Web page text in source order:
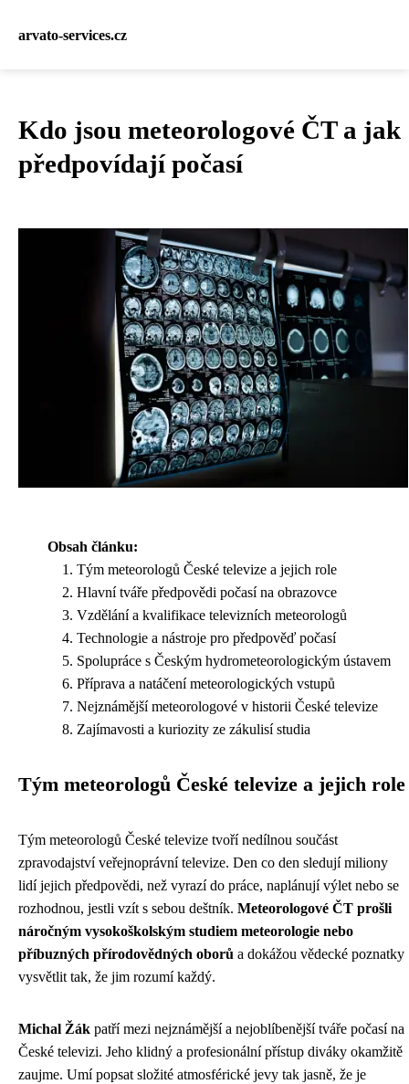
arvato-services.cz
Kdo jsou meteorologové ČT a jak
předpovídají počasí
Obsah článku:
Tým meteorologů České televize a jejich role
Hlavní tváře předpovědi počasí na obrazovce
Vzdělání a kvalifikace televizních meteorologů
Technologie a nástroje pro předpověď počasí
Spolupráce s Českým hydrometeorologickým ústavem
Příprava a natáčení meteorologických vstupů
Nejznámější meteorologové v historii České televize
Zajímavosti a kuriozity ze zákulisí studia
Tým meteorologů České televize a jejich role
Tým meteorologů České televize tvoří nedílnou součást
zpravodajství veřejnoprávní televize. Den co den sledují miliony
lidí jejich předpovědi, než vyrazí do práce, naplánují výlet nebo se
rozhodnou, jestli vzít s sebou deštník. Meteorologové ČT prošli
náročným vysokoškolským studiem meteorologie nebo
příbuzných přírodovědných oborů a dokážou vědecké poznatky
vysvětlit tak, že jim rozumí každý.
Michal Žák patří mezi nejznámější a nejoblíbenější tváře počasí na
České televizi. Jeho klidný a profesionální přístup diváky okamžitě
zaujme. Umí popsat složité atmosférické jevy tak jasně, že je